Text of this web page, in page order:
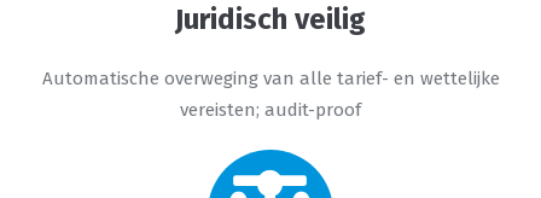
Juridisch veilig
Automatische overweging van alle tarief- en wettelijke
vereisten; audit-proof